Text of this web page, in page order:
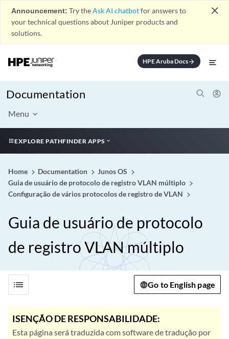
Announcement: Try theAsk AI chatbotfor answers to
your technical questions about Juniper products and
solutions.
close
HPE Aruba Docsarrow_forward
Documentation
Menu
EXPLORE PATHFINDER APPS
Home Documentation
Junos OS
Guia de usuário de protocolo de registro VLAN múltiplo
Configuração de vários protocolos de registro de VLAN
Guia de usuário de protocolo
de registro VLAN múltiplo
list Go to English page
ISENÇÃO DE RESPONSABILIDADE:
Esta página será traduzida com software de tradução por